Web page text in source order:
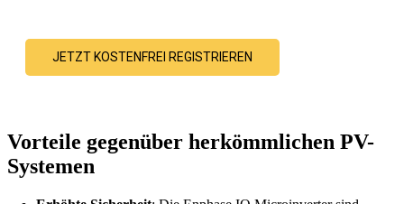
JETZT KOSTENFREI REGISTRIEREN
Vorteile gegenüber herkömmlichen PV-
Systemen